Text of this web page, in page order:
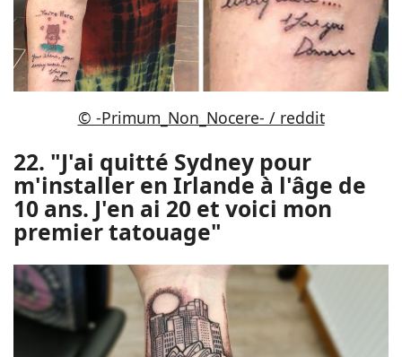
© -Primum_Non_Nocere- / reddit
22. "J'ai quitté Sydney pour
m'installer en Irlande à l'âge de
10 ans. J'en ai 20 et voici mon
premier tatouage"